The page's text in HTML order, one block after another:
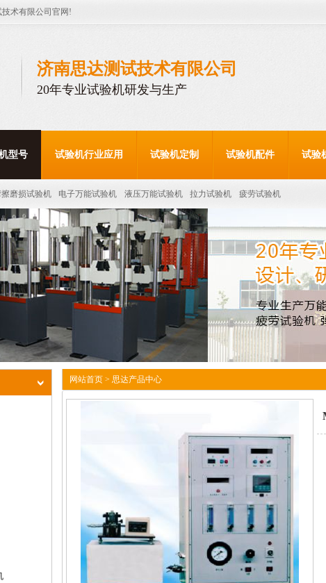
术有限公司官网!
济南思达测试技术有限公司
20年专业试验机研发与生产
型号 试验机行业应用 试验机定制 试验机配件 试验
擦磨损试验机 电子万能试验机 液压万能试验机 拉力试验机 疲劳试验机
网站首页 > 思达产品中心